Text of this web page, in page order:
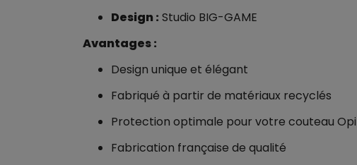
Design : Studio BIG-GAME
Avantages :
Design unique et élégant
Fabriqué à partir de matériaux recyclés
Protection optimale pour votre couteau
Fabrication française de qualité